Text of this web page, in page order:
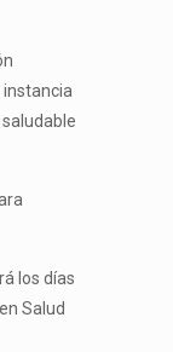
los días
Salud